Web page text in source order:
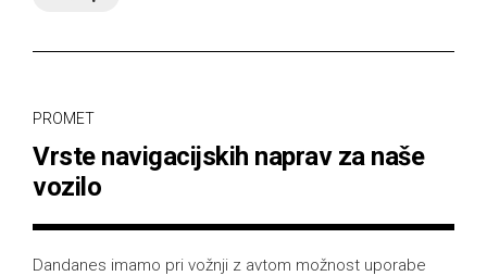
PROMET
Vrste navigacijskih naprav za naše
vozilo
Dandanes imamo pri vožnji z avtom možnost uporabe